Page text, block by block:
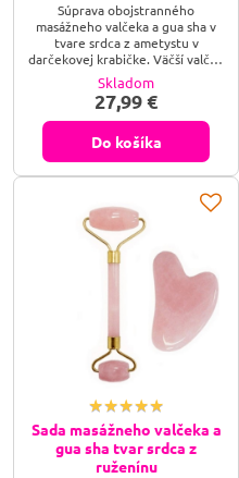
Súprava obojstranného
masážneho valčeka a gua sha v
tvare srdca z ametystu v
darčekovej krabičke. Väčší valček
je určený na masáž končatín a
chrbta, menší valček slúži na
masáž tváre. Najprv chladivý
dotyk kameňa pôsobí na koži
naozaj krásnym pocitom, poslúži
na úľavu pri bolestiach hlavy
alebo pri pocite ťažkých viečok
po rannom prebudení, a po chvíli
masírovania vás odmení hrejivým
teplom.
Skladom
27,99 €
Do košíka
Sada masážneho valčeka a
gua sha tvar srdca z
ruženínu